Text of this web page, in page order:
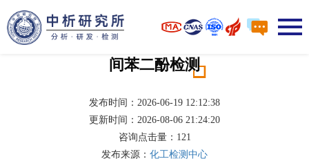
间苯二酚检测
发布时间：2026-06-19 12:12:38
更新时间：2026-08-06 21:24:20
咨询点击量： 121
发布来源： 化工检测中心